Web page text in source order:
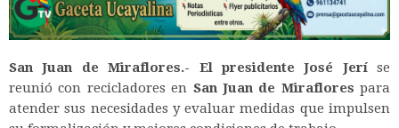
San Juan de Miraflores.- El presidente José Jeríse
reunió con recicladores en San Juan de Miraflores para
atender sus necesidades y evaluar medidas que impulsen